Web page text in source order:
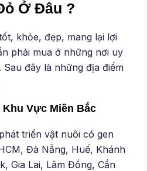
Ở Đâu ?
khỏe, đẹp, mang lại lợi
phải mua ở những nơi uy
đây là những địa điểm
Vực Miền Bắc
triển vật nuôi có gen
Đà Nẵng, Huế, Khánh
Gia Lai, Lâm Đồng, Cần